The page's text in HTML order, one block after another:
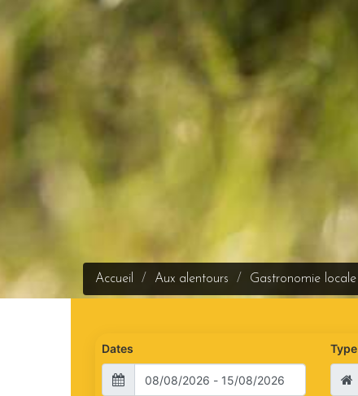
Accueil Aux alentours Gastronomie locale
Dates Type